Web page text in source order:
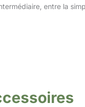
entre la